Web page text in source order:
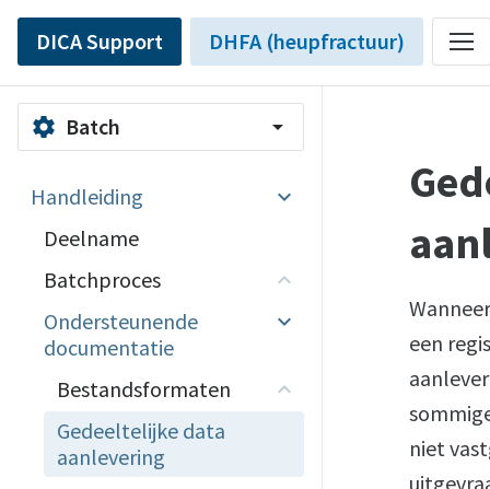
DICA Support DHFA (heupfractuur)
settings Batch arrow_drop_down
Handleiding
Deelname
Batchproces
Ondersteunende
documentatie
Bestandsformaten
Gedeeltelijke data
aanlevering
een
niet